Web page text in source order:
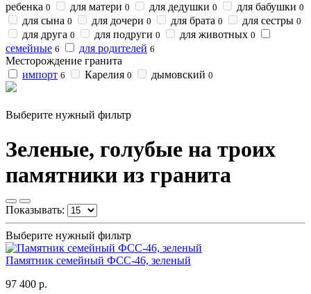
ребенка 0 для матери 0 для дедушки 0 для бабушки 0
для сына 0 для дочери 0 для брата 0 для сестры 0
для друга 0 для подруги 0 для животных 0
семейные 6 для родителей 6
Месторождение гранита
импорт 6 Карелия 0 дымовский 0
Выберите нужный фильтр
Зеленые, голубые на троих
памятники из гранита
Показывать:
Выберите нужный фильтр
Памятник семейный ФСС-46, зеленый
97 400 р.